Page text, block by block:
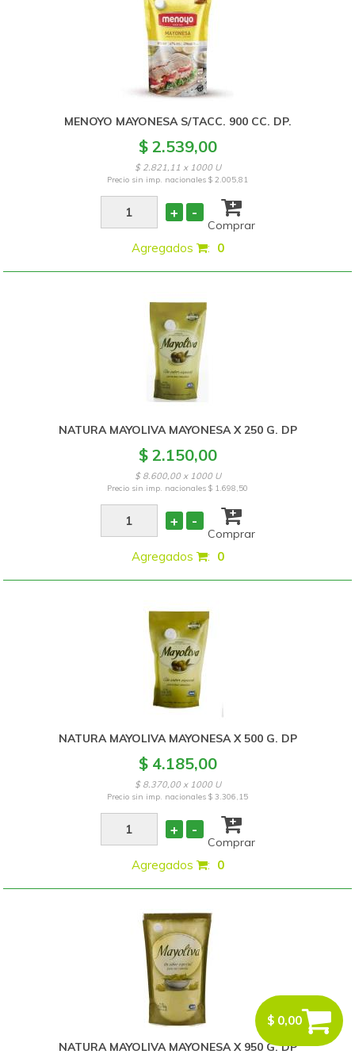
MENOYO MAYONESA S/TACC. 900 CC. DP.
$ 2.539,00
$ 2.821,11 x 1000 U
Precio sin imp. nacionales$ 2.005,81
+ -
Comprar
Agregados : 0
NATURA MAYOLIVA MAYONESA X 250 G. DP
$ 2.150,00
$ 8.600,00 x 1000 U
Precio sin imp. nacionales$ 1.698,50
+ -
Comprar
Agregados : 0
NATURA MAYOLIVA MAYONESA X 500 G. DP
$ 4.185,00
$ 8.370,00 x 1000 U
Precio sin imp. nacionales$ 3.306,15
+ -
Comprar
Agregados : 0
NATURA MAYOLIVA MAYONESA X 950 G. DP
$ 0,00